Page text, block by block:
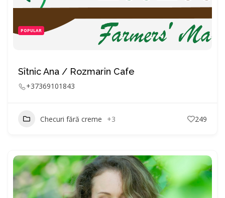
POPULAR
Sîtnic Ana / Rozmarin Cafe
+37369101843
Checuri fără creme +3 249